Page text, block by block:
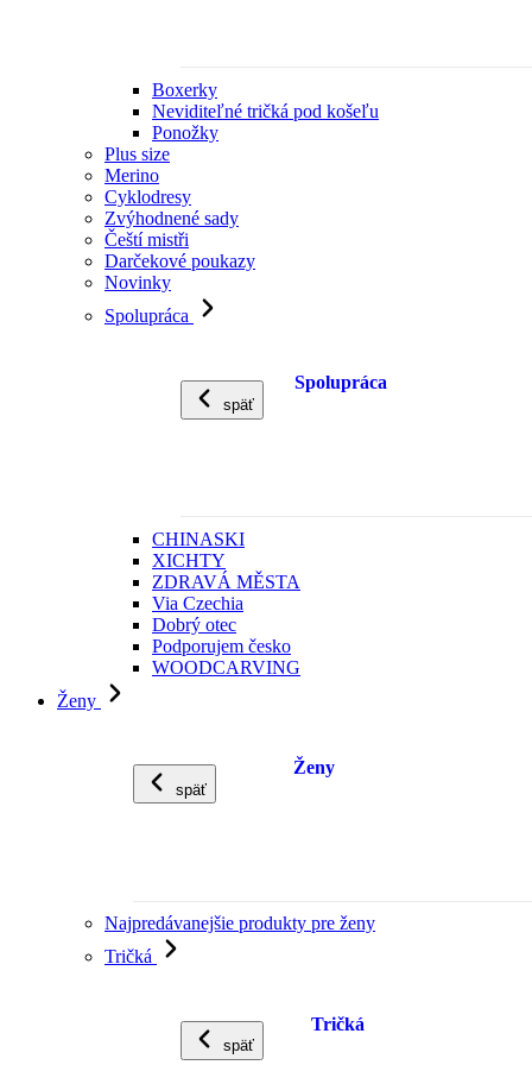
Boxerky
Neviditeľné tričká pod košeľu
Ponožky
Plus size
Merino
Cyklodresy
Zvýhodnené sady
Čeští mistři
Darčekové poukazy
Novinky
Spolupráca
späť
Spolupráca
CHINASKI
XICHTY
ZDRAVÁ MĚSTA
Via Czechia
Dobrý otec
Podporujem česko
WOODCARVING
Ženy
späť
Ženy
Najpredávanejšie produkty pre ženy
Tričká
späť
Tričká